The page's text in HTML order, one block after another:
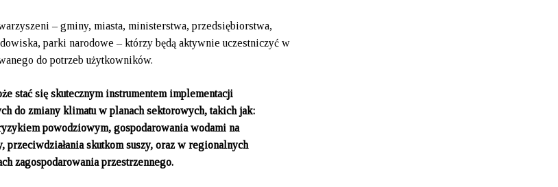
– gminy, miasta, ministerstwa, przedsiębiorstwa,
parki narodowe – którzy będą aktywnie uczestniczyć w
do potrzeb użytkowników.
stać się skutecznym instrumentem implementacji
do zmiany klimatu w planach sektorowych, takich jak:
powodziowym, gospodarowania wodami na
przeciwdziałania skutkom suszy, oraz w regionalnych
zagospodarowania przestrzennego.